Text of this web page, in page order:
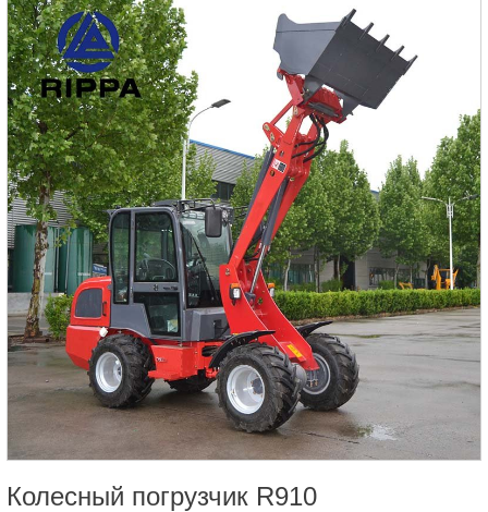
разработанным для обеспечения долговечности и
устойчивости к ударам и износу.
Колесный погрузчик R910